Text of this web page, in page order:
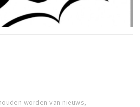
worden van nieuws,